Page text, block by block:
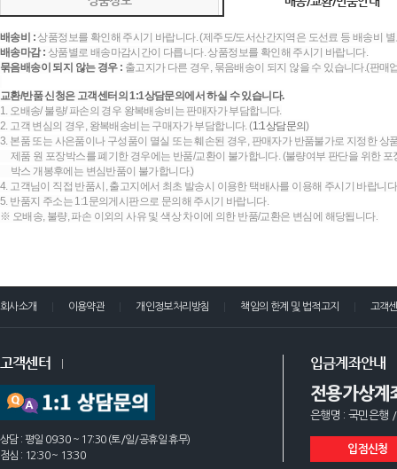
배송비 :상품정보를 확인해 주시기 바랍니다. (제주도/도서산간지역은 도선료 등 배송비
배송마감 : 상품별로 배송마감시간이 다릅니다. 상품정보를 확인해 주시기 바랍니다.
묶음배송이 되지 않는 경우 : 출고지가 다른 경우, 묶음배송이 되지 않을 수 있습니다.(판
교환/반품 신청은 고객센터의 1:1상담문의에서 하실 수 있습니다.
1. 오배송/ 불량/ 파손의 경우 왕복배송비는 판매자가 부담합니다.
2. 고객 변심의 경우, 왕복배송비는 구매자가 부담합니다. (1:1상담문의)
3. 본품 또는 사은품이나 구성품이 멸실 또는 훼손된 경우, 판매자가 반품불가로 지정한 상
제품 원 포장박스를 폐기한 경우에는 반품/교환이 불가합니다. (불량여부 판단을 위한
박스 개봉후에는 변심반품이 불가합니다.)
4. 고객님이 직접 반품시, 출고지에서 최초 발송시 이용한 택배사를 이용해 주시기 바랍니
5. 반품지 주소는 1:1문의게시판으로 문의해 주시기 바랍니다.
※ 오배송, 불량, 파손 이외의 사유 및 색상 차이에 의한 반품/교환은 변심에 해당됩니다.
회사소개 이용약관 개인정보처리방침 책임의 한계 및 법적고지 고객
고객센터
상담 : 평일 09:30 ~ 17:30 (토/일/공휴일 휴무)
점심 : 12:30 ~ 13:30
입금계좌안내
전용가상계
은행명 : 국민은행
입점신청